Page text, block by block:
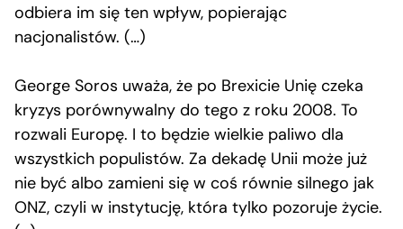
odbiera im się ten wpływ, popierając
nacjonalistów. (…)
George Soros uważa, że po Brexicie Unię czeka
kryzys porównywalny do tego z roku 2008. To
rozwali Europę. I to będzie wielkie paliwo dla
wszystkich populistów. Za dekadę Unii może już
nie być albo zamieni się w coś równie silnego jak
ONZ, czyli w instytucję, która tylko pozoruje życie.